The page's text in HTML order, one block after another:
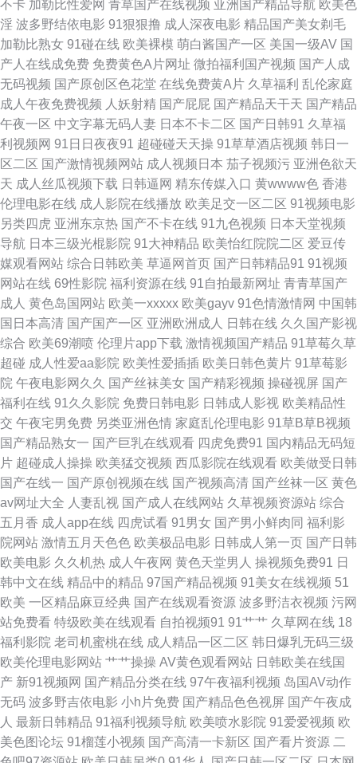
费mv 伊人久久国产视频 97精品视频 大香蕉福利 国产一区2区不卡 免费版91
网页 人人操人人摸 午夜寂寞老司机 91爱爱王 97福利导航 老湿机福利院 日
本槽逼草莓视频 在线资源AV 91宅男在线视频 东方影库av 黄色伊人 青青草
导航 香蕉视频在线看 国产系列中文 另类天堂网 人人超碰干 婷婷尤物超碰
91豆花网页跳转 99TV污黄 超碰人人爱人人 国产精品免费网站 青娱乐91伦
理 天堂资源网欧美色 亚洲欧美另类人妖 91超碰成人 97自拍超碰 超碰三机
国产第一页ab 精免费国产 欧美激情熟妇 色资源综合色 伊人久久综合视频 91
原创论坛视频 白丝美女后入爆操 黄色成人论坛 蜜桃福利导航 人妻人人草 五
月四房色播婷婷 91n视频 俺去也俺去啦 国产白一区二区三 黄色影片免费 老
司机午夜网站 日本AⅤ网址 午夜福利404 伊人成人免费视频 老司机AV88 欧
亚一本视频 性爱午夜影院 91狼友基地 a女v片电影探花 福利传媒 女同自慰网
站 日韩情色 亚洲不卡一二三 91麻豆萝莉熟女 AV天堂成人网 国产高清精品
二区 九九月老司机 91麻豆萝莉熟女 大香蕉影占91 欧美一二 午夜影院老司机
91青娱夫妻 丰满少妇被后入 激情色色中文字幕 久久精品人人妻 69导航 超碰
日韩 黄色视频伊人网 欧美肏屄网 天堂avbt 91看片入口 变态另类色站 国产精
品区你懂的 欧美色老精品 婷婷色色悠悠 老司机青娱乐 美女九一社 日本不卡
线 影音先锋变太累别 AA级黄色网 91豆花视频在线 超碰在线日2 黑人激情AV
日本不卡一区二区 午夜性爱精美AV 91色吧 成人福利网 黄色片子看 欧洲超
碰碰 丝袜美腿足交 91国产精品操笔 www福利姬 黑人性爱A片 欧美插B欧美
不卡 加勒比性爱网 青草国产在线视频 亚洲国产精品导航 欧美色
淫 波多野结依电影 91狠狠撸 成人深夜电影 精品国产美女剃毛
加勒比熟女 91碰在线 欧美裸模 萌白酱国产一区 美国一级AV 国
产人在线成免费 免费黄色A片网址 微拍福利国产视频 国产人成
无码视频 国产原创区色花堂 在线免费黄A片 久草福利 乱伦家庭
成人午夜免费视频 人妖射精 国产屁屁 国产精品天干天 国产精品
午夜一区 中文字幕无码人妻 日本不卡二区 国产日韩91 久草福
利视频网 91日日夜夜91 超碰碰天天操 91草草酒店视频 韩日一
区二区 国产激情视频网站 成人视频日本 茄子视频污 亚洲色欲天
天 成人丝瓜视频下载 日韩逼网 精东传媒入口 黄wwww色 香港
伦理电影在线 成人影院在线播放 欧美足交一区二区 91视频电影
另类四虎 亚洲东京热 国产不卡在线 91九色视频 日本天堂视频
导航 日本三级光棍影院 91大神精品 欧美怡红院院二区 爱豆传
媒观看网站 综合日韩欧美 草逼网首页 国产日韩精品91 91视频
网站在线 69性影院 福利资源在线 91自拍最新网址 青青草国产
成人 黄色岛国网站 欧美一xxxxx 欧美gayv 91色情激情网 中国韩
国日本高清 国产国产一区 亚洲欧洲成人 日韩在线 久久国产影视
综合 欧美69潮喷 伦理片app下载 激情视频国产精品 91草莓久草
超碰 成人性爱aa影院 欧美性爱插插 欧美日韩色黄片 91草莓影
院 午夜电影网久久 国产丝袜美女 国产精彩视频 操碰视屏 国产
福利在线 91久久影院 免费日韩电影 日韩成人影视 欧美精品性
交 午夜宅男免费 另类亚洲色情 家庭乱伦理电影 91草B草B视频
国产精品熟女一 国产巨乳在线观看 四虎免费91 国内精品无码短
片 超碰成人操操 欧美猛交视频 西瓜影院在线观看 欧美做受日韩
国产在线一 国产原创视频在线 国产视频高清 国产丝袜一区 黄色
av网址大全 人妻乱视 国产成人在线网站 久草视频资源站 综合
五月香 成人app在线 四虎试看 91男女 国产男小鲜肉同 福利影
院网站 激情五月天色色 欧美极品电影 日韩成人第一页 国产日韩
欧美电影 久久机热 成人午夜网 黄色天堂男人 操视频免费91 日
韩中文在线 精品中的精品 97国产精品视频 91美女在线视频 51
欧美 一区精品麻豆经典 国产在线观看资源 波多野洁衣视频 污网
站免费看 特级欧美在线观看 自拍视频91 91艹艹 久草网在线 18
福利影院 老司机蜜桃在线 成人精品一区二区 韩日爆乳无码三级
欧美伦理电影网站 艹艹操操 AV黄色观看网站 日韩欧美在线国
产 新91视频网 国产精品分类在线 97午夜福利视频 岛国AV动作
无码 波多野吉依电影 小h片免费 国产精品色色视屏 国产午夜成
人 最新日韩精品 91福利视频导航 欧美喷水影院 91爱爱视频 欧
美色图论坛 91榴莲小视频 国产高清一卡新区 国产看片资源 二